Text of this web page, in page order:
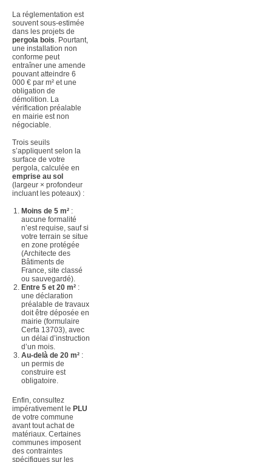
La réglementation est
souvent sous-estimée
dans les projets de
pergola bois. Pourtant,
une installation non
conforme peut
entraîner une amende
pouvant atteindre 6
000 € par m² et une
obligation de
démolition. La
vérification préalable
en mairie est non
négociable.
Trois seuils
s’appliquent selon la
surface de votre
pergola, calculée en
emprise au sol
(largeur × profondeur
incluant les poteaux) :
Moins de 5 m² :
aucune formalité
n’est requise, sauf si
votre terrain se situe
en zone protégée
(Architecte des
Bâtiments de
France, site classé
ou sauvegardé).
Entre 5 et 20 m² :
une déclaration
préalable de travaux
doit être déposée en
mairie (formulaire
Cerfa 13703), avec
un délai d’instruction
d’un mois.
Au-delà de 20 m² :
un permis de
construire est
obligatoire.
Enfin, consultez
impérativement le PLU
de votre commune
avant tout achat de
matériaux. Certaines
communes imposent
des contraintes
spécifiques sur les